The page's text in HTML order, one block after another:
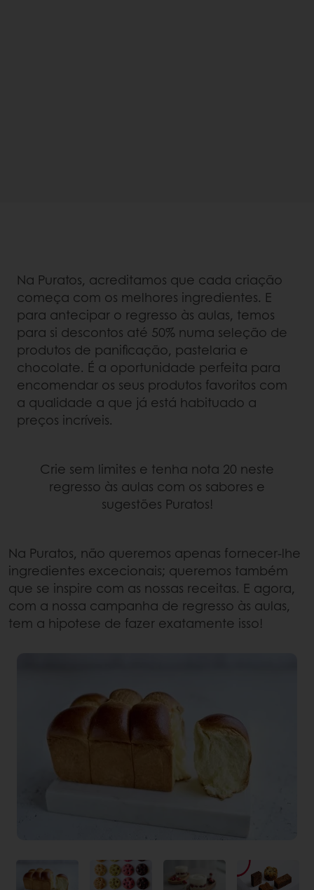
Na Puratos, acreditamos que cada criação
começa com os melhores ingredientes. E
para antecipar o regresso às aulas, temos
para si descontos até 50% numa seleção de
produtos de panificação, pastelaria e
chocolate. É a oportunidade perfeita para
encomendar os seus produtos favoritos com
a qualidade a que já está habituado a
preços incríveis.
Crie sem limites e tenha nota 20 neste
regresso às aulas com os sabores e
sugestões Puratos!
Na Puratos, não queremos apenas fornecer-lhe
ingredientes excecionais; queremos também
que se inspire com as nossas receitas. E agora,
com a nossa campanha de regresso às aulas,
tem a hipotese de fazer exatamente isso!